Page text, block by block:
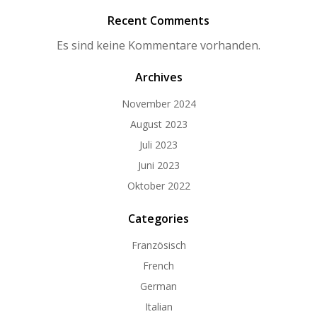
Recent Comments
Es sind keine Kommentare vorhanden.
Archives
November 2024
August 2023
Juli 2023
Juni 2023
Oktober 2022
Categories
Französisch
French
German
Italian